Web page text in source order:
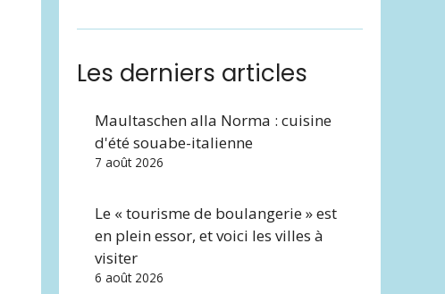
Les derniers articles
Maultaschen alla Norma : cuisine
d'été souabe-italienne
7 août 2026
Le « tourisme de boulangerie » est
en plein essor, et voici les villes à
visiter
6 août 2026